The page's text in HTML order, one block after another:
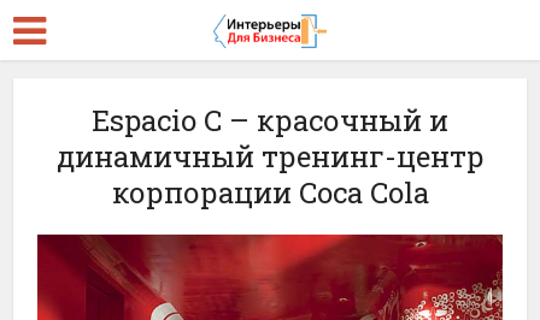
Espacio C – красочный и
динамичный тренинг-центр
корпорации Coca Cola